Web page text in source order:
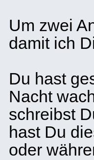
Um zwei
damit ich
Du hast
Nacht
schreibst
hast Du
oder